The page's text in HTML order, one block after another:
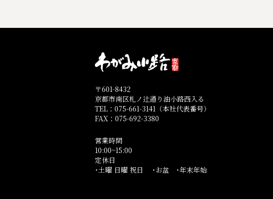
〒601-8432
京都市南区札ノ辻通り油小路西入る
TEL：075-661-3141（本社代表番号）
FAX：075-692-3380
営業時間
10:00~15:00
定休日
･土曜 日曜 祝日 ･お盆 ･年末年始